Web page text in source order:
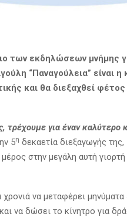
των εκδηλώσεων μνήμης
“Παναγούλεια” είναι η
και θα διεξαχθεί
τρέχουμε για έναν καλύτερο
5η δεκαετία διεξαγωγής της,
στην μεγάλη αυτή γιορτή
να μεταφέρει μηνύματα
να δώσει το κίνητρο για